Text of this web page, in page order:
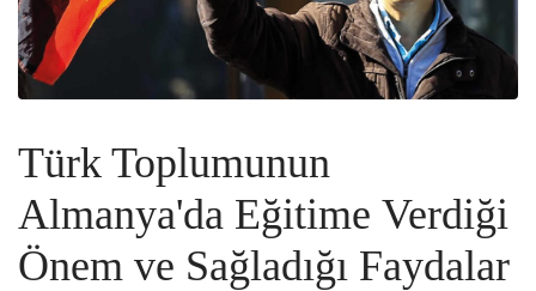
Türk Toplumunun
Almanya'da Eğitime Verdiği
Önem ve Sağladığı Faydalar